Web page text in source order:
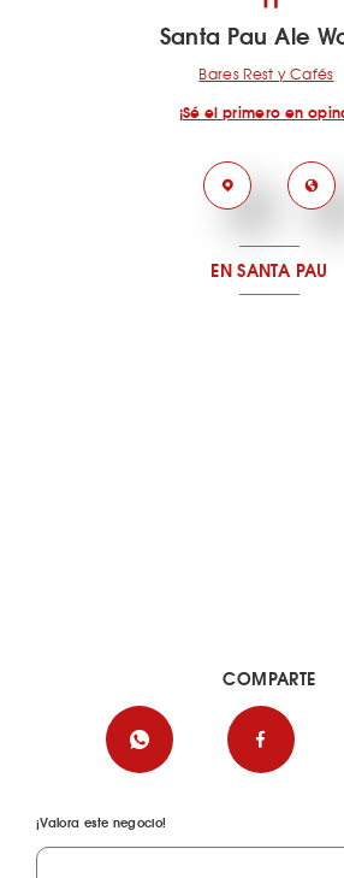
Santa Pau Ale
Bares Rest y Cafés
¡Sé el primero en
EN SANTA PAU
¡Valora este negocio!
COMPARTE